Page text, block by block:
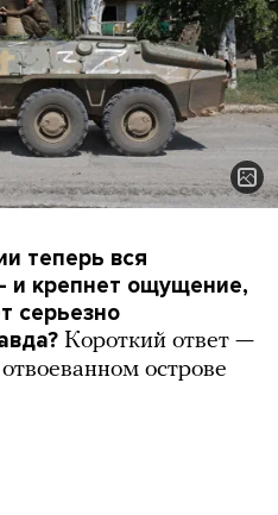
теперь вся
и крепнет ощущение,
серьезно
Короткий ответ —
острове